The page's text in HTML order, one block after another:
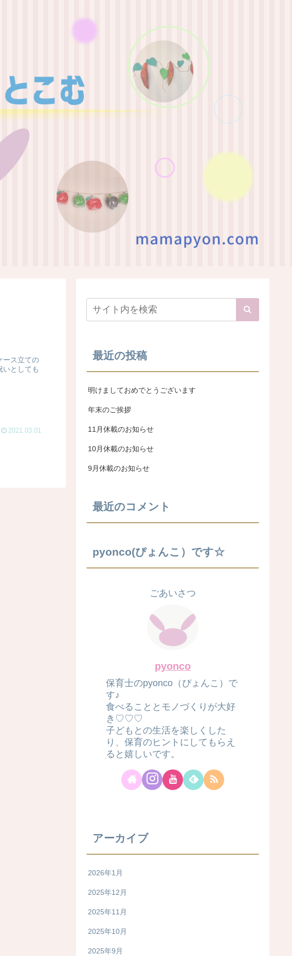
ース立ての
いとしても
2021.03.01
最近の投稿
明けましておめでとうございます
年末のご挨拶
11月休載のお知らせ
10月休載のお知らせ
9月休載のお知らせ
最近のコメント
pyonco(ぴょんこ）です☆
ごあいさつ
pyonco
保育士のpyonco（ぴょんこ）で
す♪
食べることとモノづくりが大好
き♡♡♡
子どもとの生活を楽しくした
り、保育のヒントにしてもらえ
ると嬉しいです。
アーカイブ
2026年1月
2025年12月
2025年11月
2025年10月
2025年9月